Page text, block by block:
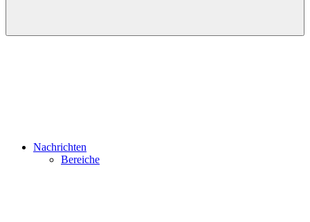
Nachrichten
Bereiche